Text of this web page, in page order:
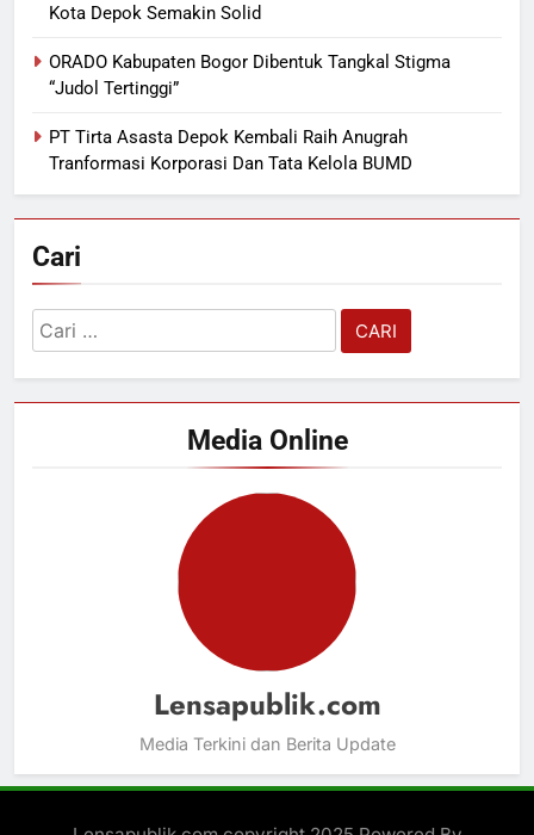
Kota Depok Semakin Solid
ORADO Kabupaten Bogor Dibentuk Tangkal Stigma
“Judol Tertinggi”
PT Tirta Asasta Depok Kembali Raih Anugrah
Tranformasi Korporasi Dan Tata Kelola BUMD
Cari
Cari
untuk:
Media Online
Lensapublik.com
Media Terkini dan Berita Update